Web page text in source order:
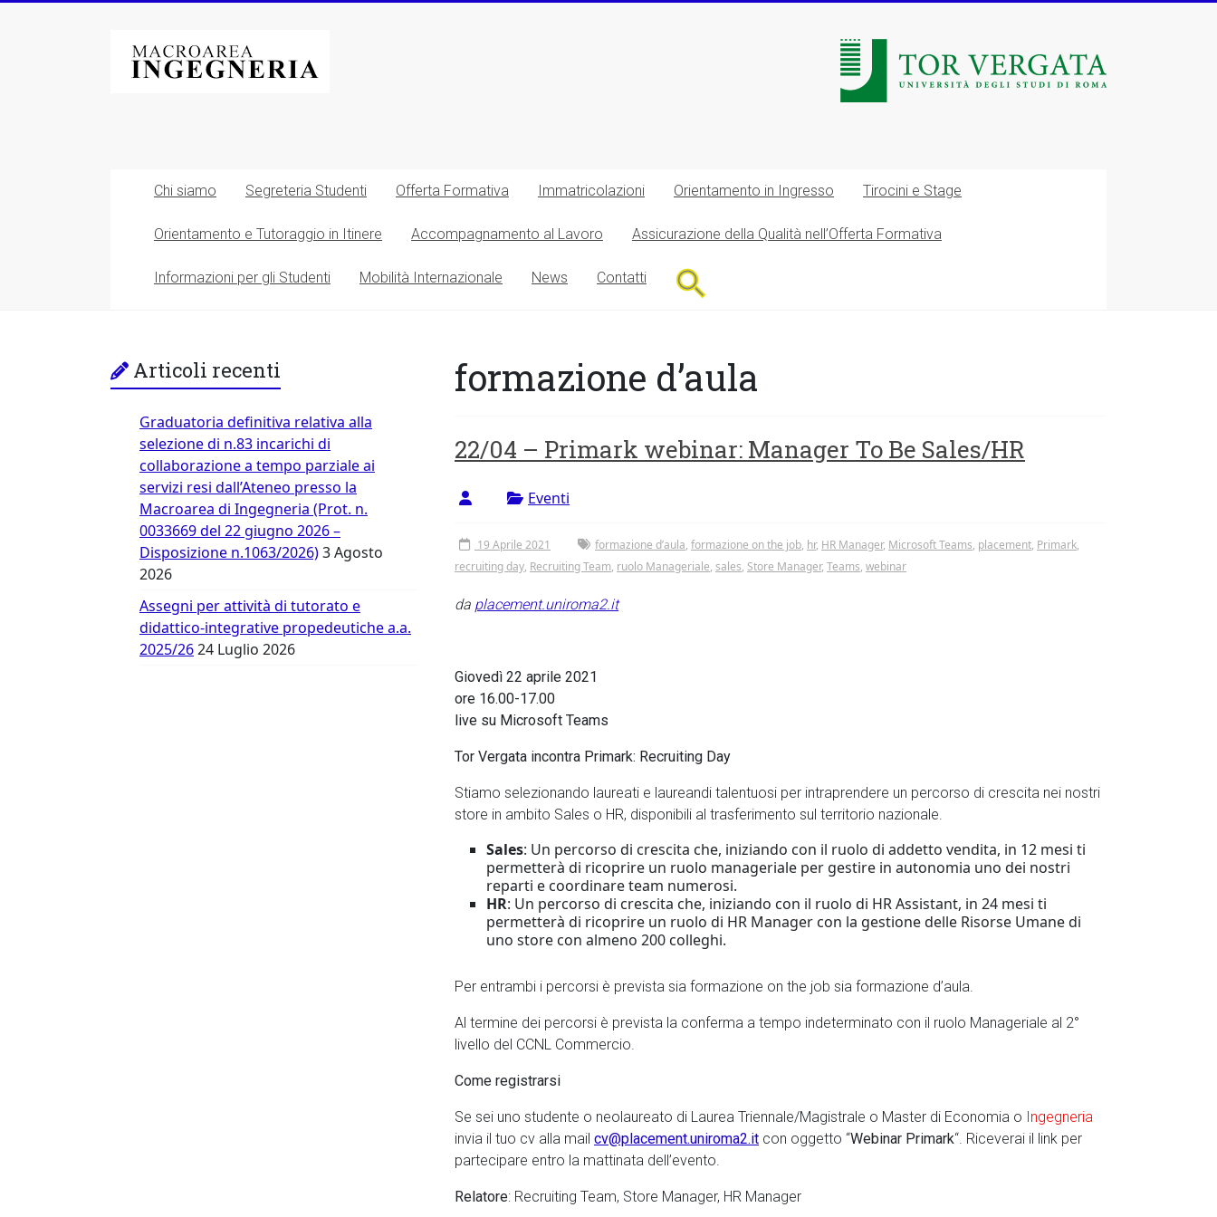
Macroarea
di
Università
degli
Studi
Tor
Vergata
Chi siamo Segreteria Studenti Offerta Formativa Immatricolazioni Orientamento in Ingresso Tirocini e Stage
Orientamento e Tutoraggio in Itinere Accompagnamento al Lavoro Assicurazione della Qualità nell’Offerta Formativa
Informazioni per gli Studenti Mobilità Internazionale News Contatti
formazione d’aula
22/04 – Primark webinar: Manager To Be Sales/HR
Eventi
19 Aprile 2021 formazione d’aula, formazione on the job, hr, HR Manager, Microsoft Teams, placement, Primark,
recruiting day, Recruiting Team, ruolo Manageriale, sales, Store Manager, Teams, webinar
da placement.uniroma2.it
Giovedì 22 aprile 2021
ore 16.00-17.00
live su Microsoft Teams
Tor Vergata incontra Primark: Recruiting Day
Stiamo selezionando laureati e laureandi talentuosi per intraprendere un percorso di crescita nei nostri
store in ambito Sales o HR, disponibili al trasferimento sul territorio nazionale.
Sales: Un percorso di crescita che, iniziando con il ruolo di addetto vendita, in 12 mesi ti
permetterà di ricoprire un ruolo manageriale per gestire in autonomia uno dei nostri
reparti e coordinare team numerosi.
HR: Un percorso di crescita che, iniziando con il ruolo di HR Assistant, in 24 mesi ti
permetterà di ricoprire un ruolo di HR Manager con la gestione delle Risorse Umane di
uno store con almeno 200 colleghi.
Per entrambi i percorsi è prevista sia formazione on the job sia formazione d’aula.
Al termine dei percorsi è prevista la conferma a tempo indeterminato con il ruolo Manageriale al 2°
livello del CCNL Commercio.
Come registrarsi
Se sei uno studente o neolaureato di Laurea Triennale/Magistrale o Master di Economia o Ingegneria
invia il tuo cv alla mail cv@placement.uniroma2.it con oggetto “Webinar Primark“. Riceverai il link per
partecipare entro la mattinata dell’evento.
Relatore: Recruiting Team, Store Manager, HR Manager
Articoli recenti
Graduatoria definitiva relativa alla
selezione di n.83 incarichi di
collaborazione a tempo parziale ai
servizi resi dall’Ateneo presso la
Macroarea di Ingegneria (Prot. n.
0033669 del 22 giugno 2026 –
Disposizione n.1063/2026)3 Agosto
2026
Assegni per attività di tutorato e
didattico-integrative propedeutiche a.a.
2025/2624 Luglio 2026